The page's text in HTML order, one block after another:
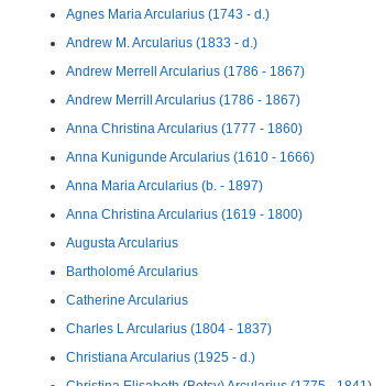
Agnes Maria Arcularius (1743 - d.)
Andrew M. Arcularius (1833 - d.)
Andrew Merrell Arcularius (1786 - 1867)
Andrew Merrill Arcularius (1786 - 1867)
Anna Christina Arcularius (1777 - 1860)
Anna Kunigunde Arcularius (1610 - 1666)
Anna Maria Arcularius (b. - 1897)
Anna Christina Arcularius (1619 - 1800)
Augusta Arcularius
Bartholomé Arcularius
Catherine Arcularius
Charles L Arcularius (1804 - 1837)
Christiana Arcularius (1925 - d.)